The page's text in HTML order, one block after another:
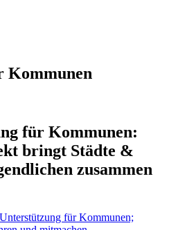
Kommunen
für Kommunen:
bringt Städte &
zusammen